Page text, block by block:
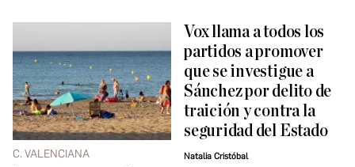
C. VALENCIANA
Vox llama a todos los
partidos a promover
que se investigue a
Sánchez por delito de
traición y contra la
seguridad del Estado
Natalia Cristóbal